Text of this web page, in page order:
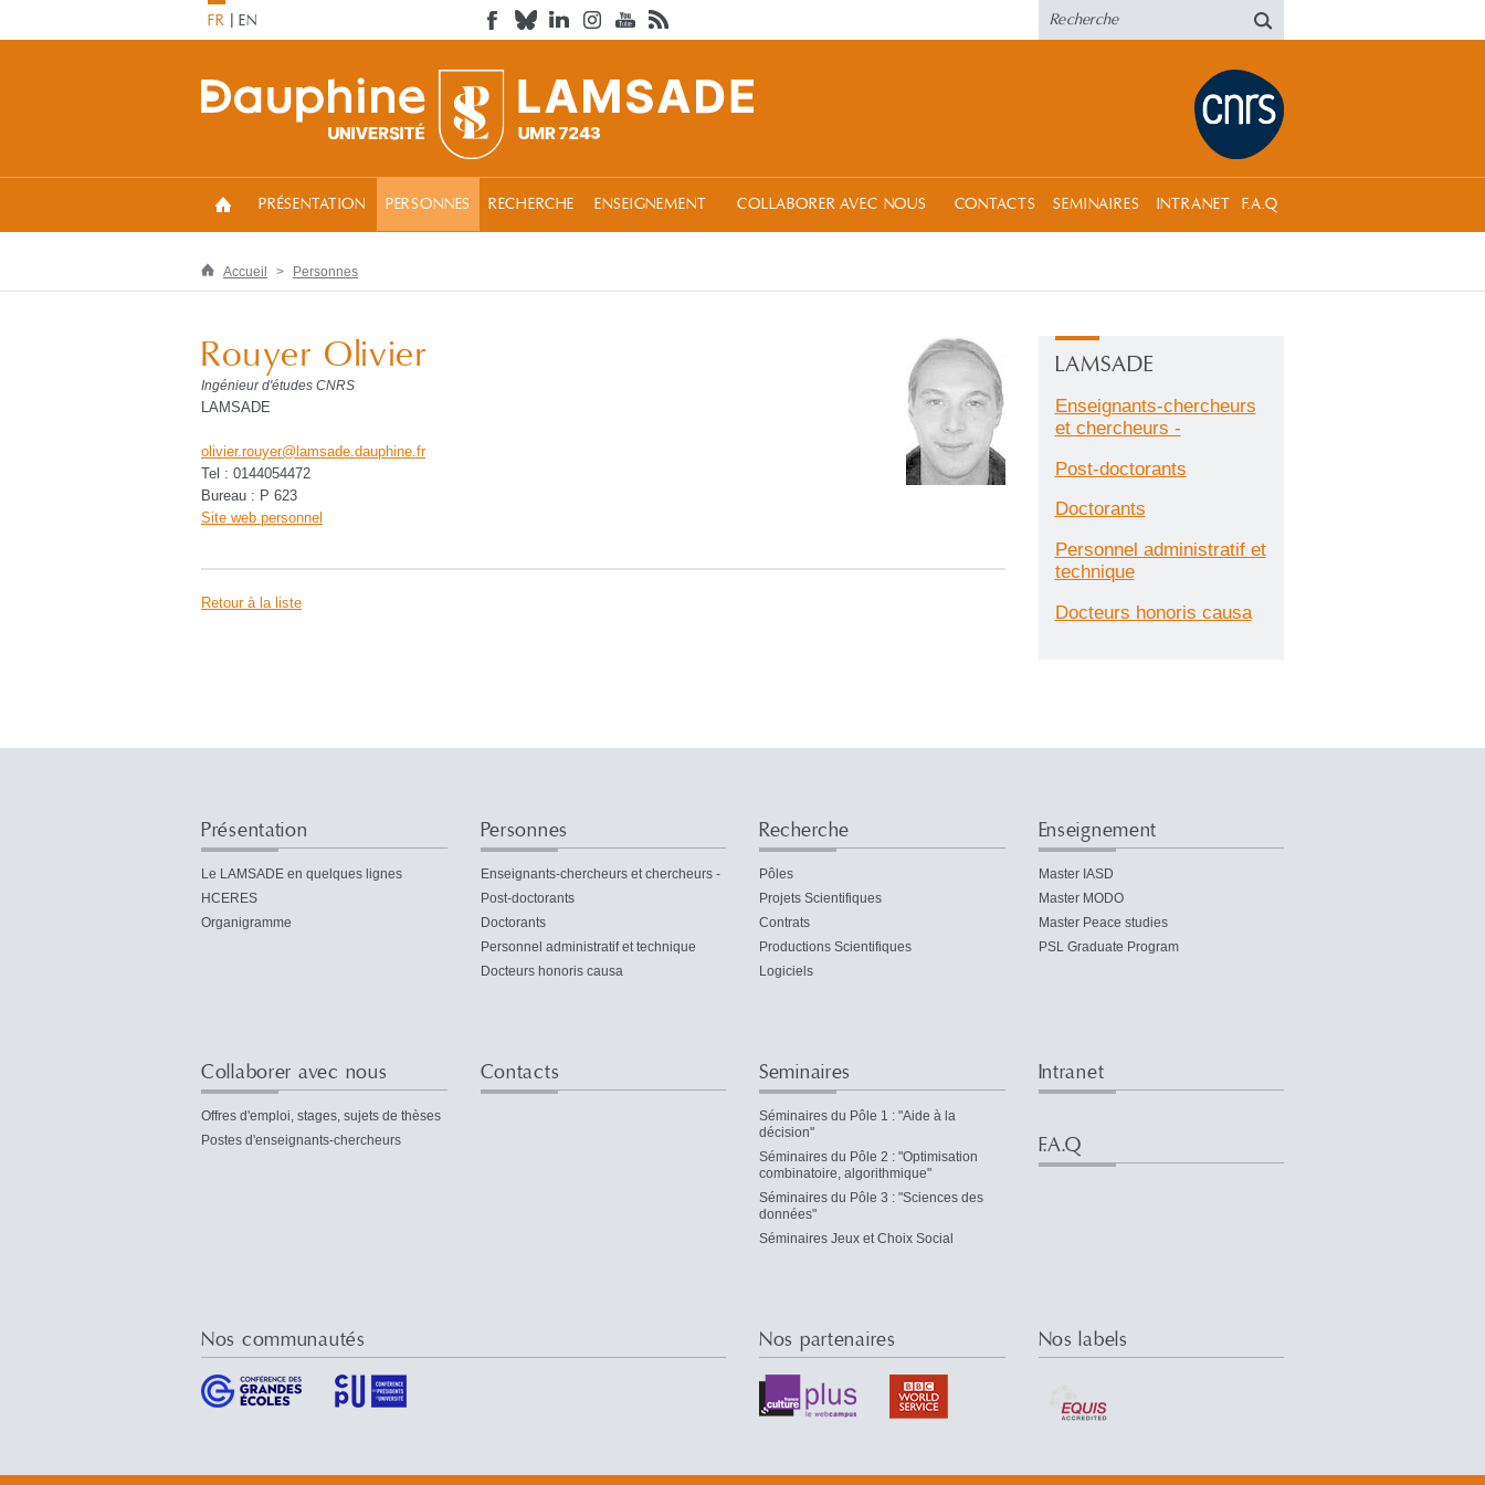
FR EN
PRÉSENTATION PERSONNES RECHERCHE ENSEIGNEMENT COLLABORER AVEC NOUS CONTACTS SEMINAIRES INTRANET F.A.Q
Accueil Personnes
Rouyer Olivier
Ingénieur d'études CNRS
LAMSADE
olivier.rouyer@ lamsade.dauphine fr
Tel : 0144054472
Bureau : P 623
Site web personnel
Retour à la liste
LAMSADE
Enseignants-chercheurs
et chercheurs -
Post-doctorants
Doctorants
Personnel administratif et
technique
Docteurs honoris causa
Présentation
Le LAMSADE en quelques lignes
HCERES
Organigramme
Personnes
Enseignants-chercheurs et chercheurs -
Post-doctorants
Doctorants
Personnel administratif et technique
Docteurs honoris causa
Recherche
Pôles
Projets Scientifiques
Contrats
Productions Scientifiques
Logiciels
Enseignement
Master IASD
Master MODO
Master Peace studies
PSL Graduate Program
Collaborer avec nous
Offres d'emploi, stages, sujets de thèses
Postes d'enseignants-chercheurs
Contacts Seminaires
Séminaires du Pôle 1 : "Aide à la
décision"
Séminaires du Pôle 2 : "Optimisation
combinatoire, algorithmique"
Séminaires du Pôle 3 : "Sciences des
données"
Séminaires Jeux et Choix Social
Intranet
F.A.Q
Nos communautés Nos partenaires Nos labels